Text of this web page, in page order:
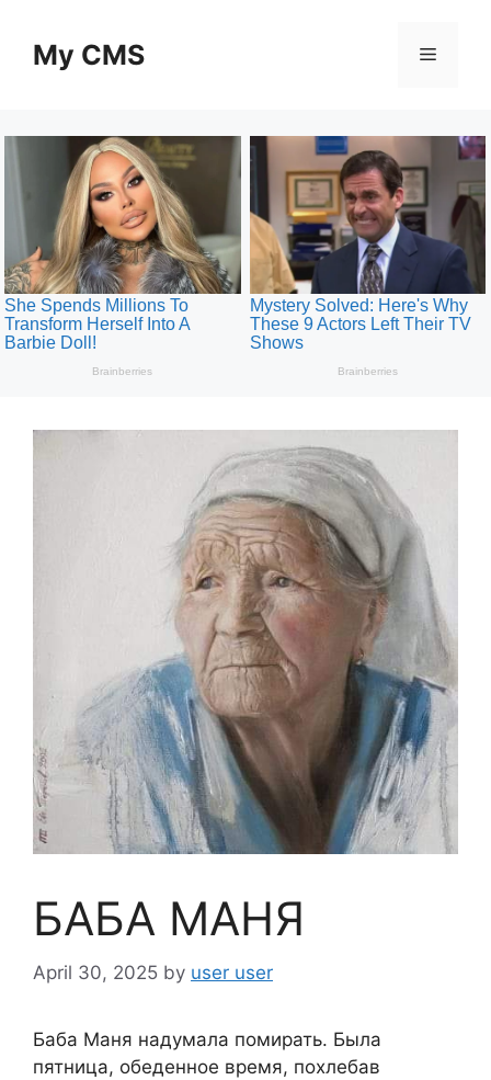
contentMy CMS Menu
БАБА МАНЯ
April 30, 2025 by user user
Баба Маня надумала помирать. Была
пятница, обеденное время, похлебав